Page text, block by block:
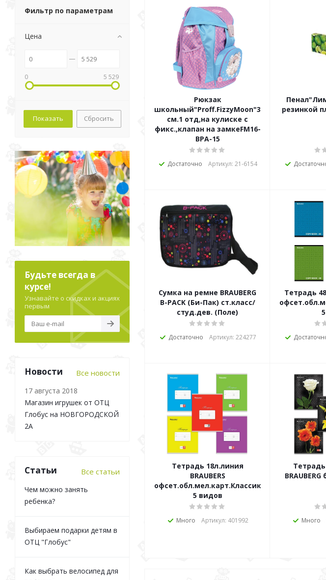
Рюкзак
школьный"Proff.FizzyMoon"36,5*29*18,5
см.1 отд,на кулиске с
фикс.,клапан на замкеFM16-
ВРА-15
Достаточно Артикул: 21-6154
резинкой
Сумка на ремне BRAUBERG
B-PACK (Би-Пак) ст.класс/
студ.дев. (Поле)
Достаточно Артикул: 224277
Тетрадь
Тетрадь 18л.линия
BRAUBERS
офсет.обл.мел.карт.Классика
5 видов
Много Артикул: 401992 Много
Фильтр по параметрам
Цена
0 5 529
Сбросить
Будьте всегда в
курсе!
Узнавайте о скидках и акциях
первым
Новости Все новости
17 августа 2018
Магазин игрушек от ОТЦ
Глобус на НОВГОРОДСКОЙ
2А
Статьи Все статьи
Чем можно занять
ребенка?
Выбираем подарки детям в
ОТЦ "Глобус"
Как выбрать велосипед для